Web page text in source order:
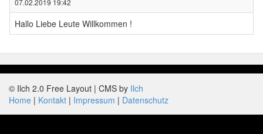
07.02.2019 19:42
Hallo Liebe Leute Willkommen !
© Ilch 2.0 Free Layout | CMS by Ilch
Home
Kontakt Impressum Datenschutz